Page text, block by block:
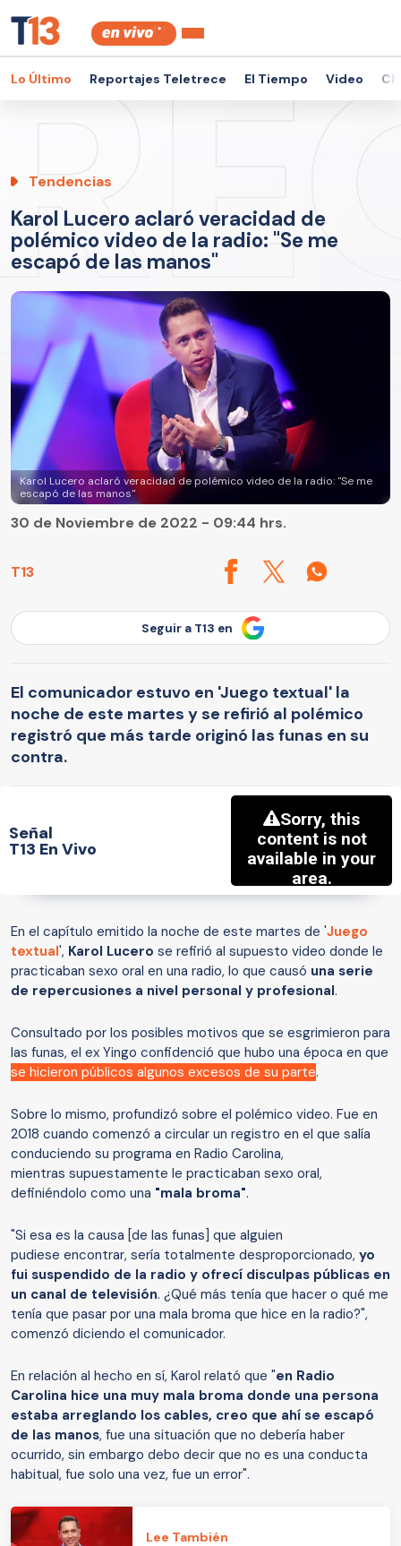
Lo Último Reportajes Teletrece El Tiempo Video
Tendencias
Karol Lucero aclaró veracidad de
polémico video de la radio: "Se me
escapó de las manos"
Karol Lucero aclaró veracidad de polémico video de la radio: "Se me
escapó de las manos"
T13
30 de Noviembre de 2022 - 09:44 hrs.
Seguir a T13 en
El comunicador estuvo en 'Juego textual' la
noche de este martes y se refirió al polémico
registró que más tarde originó las funas en su
contra.
Señal
T13 En Vivo
En el capítulo emitido la noche de este martes de 'Juego
textual', Karol Lucero se refirió al supuesto video donde le
practicaban sexo oral en una radio, lo que causó una serie
de repercusiones a nivel personal y profesional.
Consultado por los posibles motivos que se esgrimieron para
las funas, el ex Yingo confidenció que hubo una época en que
se hicieron públicos algunos excesos de su parte.
Sobre lo mismo, profundizó sobre el polémico video. Fue en
2018 cuando comenzó a circular un registro en el que salía
conduciendo su programa en Radio Carolina,
mientras supuestamente le practicaban sexo oral,
definiéndolo como una "mala broma".
"Si esa es la causa [de las funas] que alguien
pudiese encontrar, sería totalmente desproporcionado, yo
fui suspendido de la radio y ofrecí disculpas públicas en
un canal de televisión. ¿Qué más tenía que hacer o qué me
tenía que pasar por una mala broma que hice en la radio?",
comenzó diciendo el comunicador.
En relación al hecho en sí, Karol relató que "en Radio
Carolina hice una muy mala broma donde una persona
estaba arreglando los cables, creo que ahí se escapó
de las manos, fue una situación que no debería haber
ocurrido, sin embargo debo decir que no es una conducta
habitual, fue solo una vez, fue un error".
Lee También